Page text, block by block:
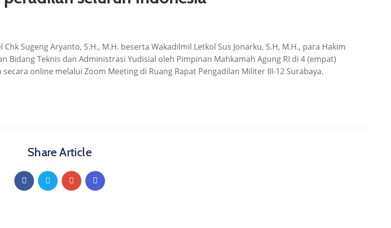
Sugeng Aryanto, S.H., M.H. beserta Wakadilmil Letkol Sus Jonarku, S.H, M.H., para Hakim
Bidang Teknis dan Administrasi Yudisial oleh Pimpinan Mahkamah Agung RI di 4 (empat)
online melalui Zoom Meeting di Ruang Rapat Pengadilan Militer III-12 Surabaya.
Share Article